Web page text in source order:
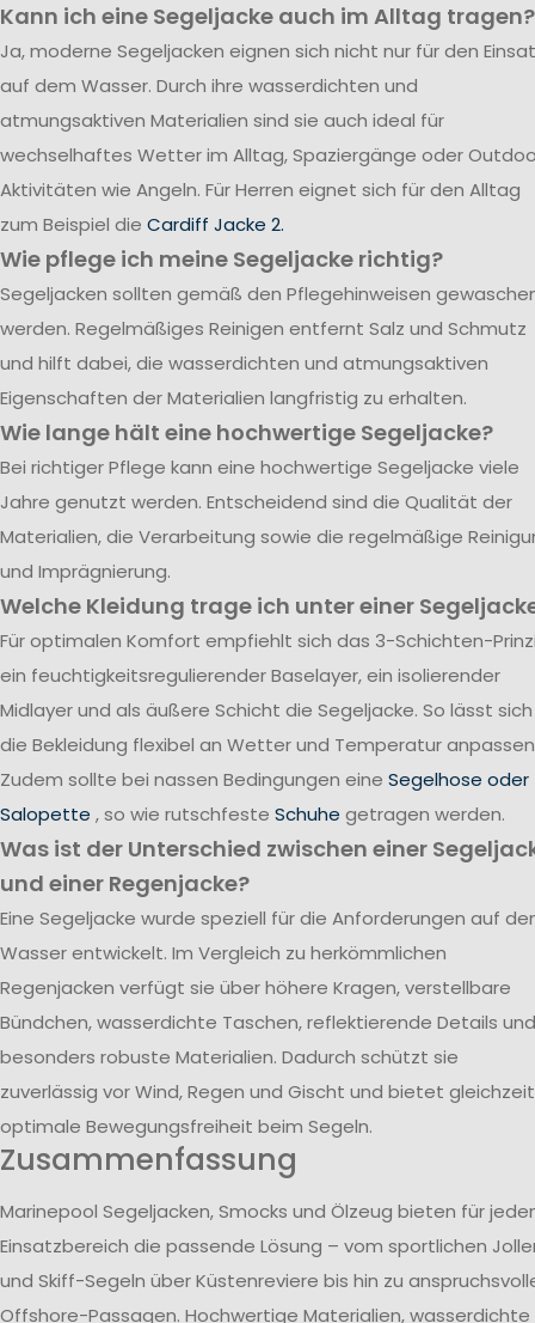
Kann ich eine Segeljacke auch im Alltag tragen?
Ja, moderne Segeljacken eignen sich nicht nur für den
auf dem Wasser. Durch ihre wasserdichten und
atmungsaktiven Materialien sind sie auch ideal für
wechselhaftes Wetter im Alltag, Spaziergänge oder
Aktivitäten wie Angeln. Für Herren eignet sich für den Alltag
zum Beispiel die Cardiff Jacke 2.
Wie pflege ich meine Segeljacke richtig?
Segeljacken sollten gemäß den Pflegehinweisen
werden. Regelmäßiges Reinigen entfernt Salz und Schmutz
und hilft dabei, die wasserdichten und atmungsaktiven
Eigenschaften der Materialien langfristig zu erhalten.
Wie lange hält eine hochwertige Segeljacke?
Bei richtiger Pflege kann eine hochwertige Segeljacke viele
Jahre genutzt werden. Entscheidend sind die Qualität der
Materialien, die Verarbeitung sowie die regelmäßige
und Imprägnierung.
Welche Kleidung trage ich unter einer
Für optimalen Komfort empfiehlt sich das 3-Schichten-
ein feuchtigkeitsregulierender Baselayer, ein isolierender
Midlayer und als äußere Schicht die Segeljacke. So lässt sich
die Bekleidung flexibel an Wetter und Temperatur
Zudem sollte bei nassen Bedingungen eine Segelhose oder
Salopette , so wie rutschfeste Schuhe getragen werden.
Was ist der Unterschied zwischen einer
und einer Regenjacke?
Eine Segeljacke wurde speziell für die Anforderungen auf
Wasser entwickelt. Im Vergleich zu herkömmlichen
Regenjacken verfügt sie über höhere Kragen, verstellbare
Bündchen, wasserdichte Taschen, reflektierende Details und
besonders robuste Materialien. Dadurch schützt sie
zuverlässig vor Wind, Regen und Gischt und bietet
optimale Bewegungsfreiheit beim Segeln.
Zusammenfassung
Marinepool Segeljacken, Smocks und Ölzeug bieten für
Einsatzbereich die passende Lösung – vom sportlichen
und Skiff-Segeln über Küstenreviere bis hin zu
Offshore-Passagen. Hochwertige Materialien, wasserdichte